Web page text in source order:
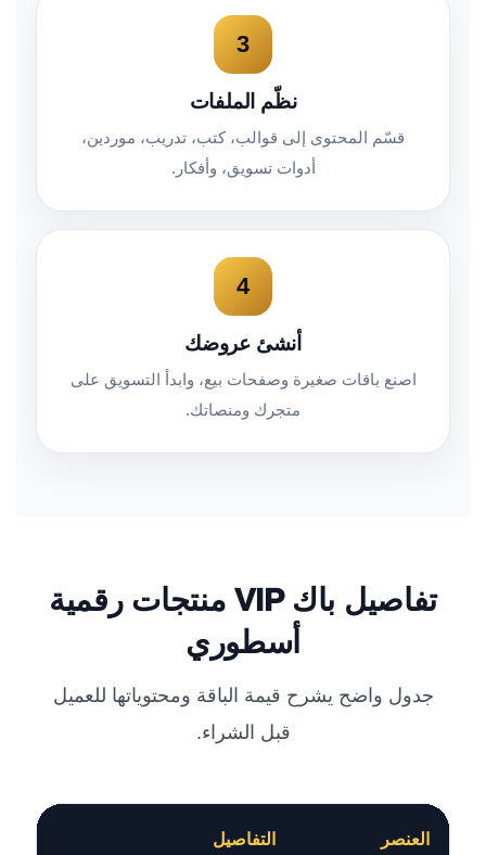
3
نظّم الملفات
قسّم المحتوى إلى قوالب، كتب، تدريب، موردين،
أدوات تسويق، وأفكار.
4
أنشئ عروضك
اصنع باقات صغيرة وصفحات بيع، وابدأ التسويق على
متجرك ومنصاتك.
تفاصيل باك VIP منتجات رقمية
أسطوري
جدول واضح يشرح قيمة الباقة ومحتوياتها للعميل
قبل الشراء.
العنصر التفاصيل